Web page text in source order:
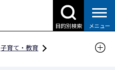
目的別検索 メニュー
子育て・教育